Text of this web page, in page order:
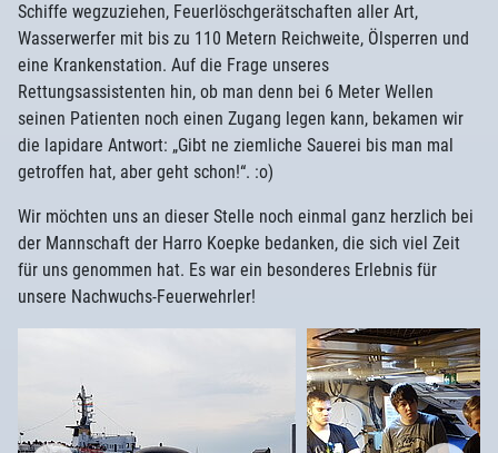
Schiffe wegzuziehen, Feuerlöschgerätschaften aller Art,
Wasserwerfer mit bis zu 110 Metern Reichweite, Ölsperren und
eine Krankenstation. Auf die Frage unseres
Rettungsassistenten hin, ob man denn bei 6 Meter Wellen
seinen Patienten noch einen Zugang legen kann, bekamen wir
die lapidare Antwort: „Gibt ne ziemliche Sauerei bis man mal
getroffen hat, aber geht schon!“. :o)
Wir möchten uns an dieser Stelle noch einmal ganz herzlich bei
der Mannschaft der Harro Koepke bedanken, die sich viel Zeit
für uns genommen hat. Es war ein besonderes Erlebnis für
unsere Nachwuchs-Feuerwehrler!